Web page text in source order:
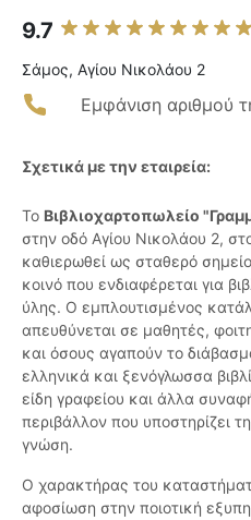
9.7
Σάμος, Αγίου Νικολάου 2
Εμφάνιση αριθμού
Σχετικά με την εταιρεία:
Το Βιβλιοχαρτοπωλείο
στην οδό Αγίου Νικολάου 2,
καθιερωθεί ως σταθερό
κοινό που ενδιαφέρεται για
ύλης. Ο εμπλουτισμένος
απευθύνεται σε μαθητές,
και όσους αγαπούν το
ελληνικά και ξενόγλωσσα
είδη γραφείου και άλλα
περιβάλλον που υποστηρίζει
γνώση.
Ο χαρακτήρας του
αφοσίωση στην ποιοτική